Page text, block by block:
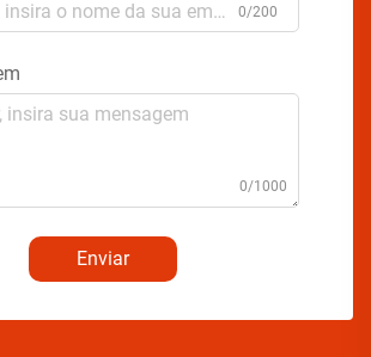
0/200
0/1000
Enviar